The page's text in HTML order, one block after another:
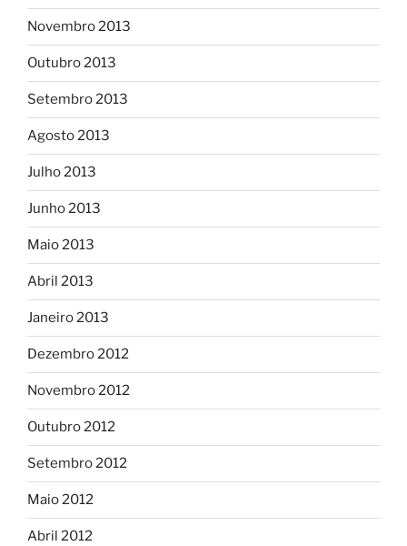
Novembro 2013
Outubro 2013
Setembro 2013
Agosto 2013
Julho 2013
Junho 2013
Maio 2013
Abril 2013
Janeiro 2013
Dezembro 2012
Novembro 2012
Outubro 2012
Setembro 2012
Maio 2012
Abril 2012